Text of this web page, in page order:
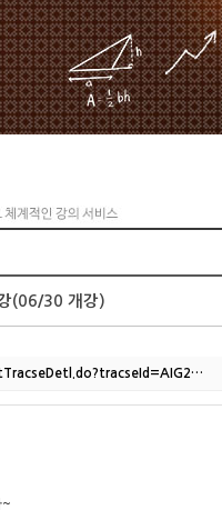
(06/30 개강)
~